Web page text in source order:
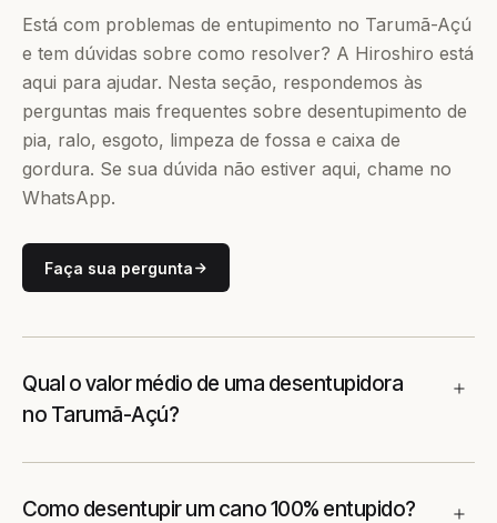
Está com problemas de entupimento no Tarumã-Açú
e tem dúvidas sobre como resolver? A Hiroshiro está
aqui para ajudar. Nesta seção, respondemos às
perguntas mais frequentes sobre desentupimento de
pia, ralo, esgoto, limpeza de fossa e caixa de
gordura. Se sua dúvida não estiver aqui, chame no
WhatsApp.
Faça sua pergunta
Qual o valor médio de uma desentupidora
no Tarumã-Açú?
Como desentupir um cano 100% entupido?